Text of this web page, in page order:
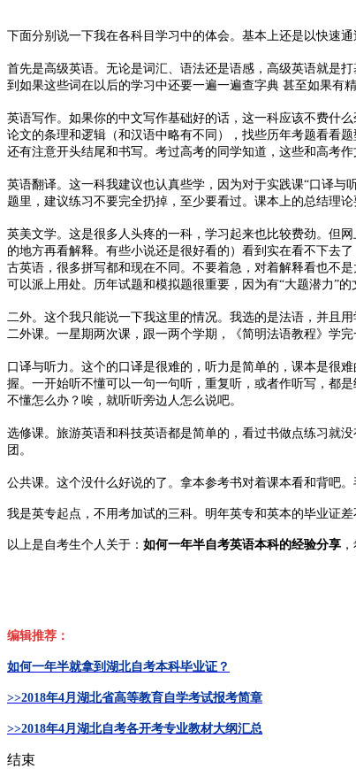
下面分别说一下我在各科目学习中的体会。基本上还是以快速
首先是高级英语。无论是词汇、语法还是语感，高级英语就是
到如果这些词在以后的学习中还要一遍一遍查字典 甚至如果有
英语写作。如果你的中文写作基础好的话，这一科应该不费什
论文的条理和逻辑（和汉语中略有不同），找些历年考题看看
还有注意开头结尾和书写。考过高考的同学知道，这些和高考作
英语翻译。这一科我建议也认真些学，因为对于实践课“口译
题里，建议练习不要完全扔掉，至少要看过。课本上的总结理
英美文学。这是很多人头疼的一科，学习起来也比较费劲。但
的地方再看解释。有些小说还是很好看的）看到实在看不下去
古英语，很多拼写都和现在不同。不要着急，对着解释看也不
可以派上用处。历年试题和模拟题很重要，因为有“大题潜力”的
二外。这个我只能说一下我这里的情况。我选的是法语，并且
二外课。一星期两次课，跟一两个学期，《简明法语教程》学
口译与听力。这个的口译是很难的，听力是简单的，课本是很
握。一开始听不懂可以一句一句听，重复听，或者作听写，都
不懂怎么办？唉，就听听旁边人怎么说吧。
选修课。旅游英语和科技英语都是简单的，看过书做点练习就
团。
公共课。这个没什么好说的了。拿本参考书对着课本看和背吧
我是英专起点，不用考加试的三科。明年英专和英本的毕业证
以上是自考生个人关于： 如何一年半自考英语本科的经验分享
编辑推荐：
如何一年半就拿到湖北自考本科毕业证？
>>2018年4月 湖北省高等教育自学考试报考简章
>>2018年4月湖北自考各开考专业教材大纲汇总
结束